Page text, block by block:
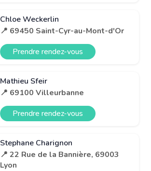
Chloe Weckerlin
📍 69450 Saint-Cyr-au-Mont-d'Or
Prendre rendez-vous
Mathieu Sfeir
📍 69100 Villeurbanne
Prendre rendez-vous
Stephane Charignon
📍 22 Rue de la Bannière, 69003
Lyon